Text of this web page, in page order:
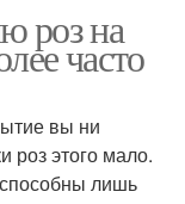
роз на
часто
вы ни
роз этого мало.
лишь